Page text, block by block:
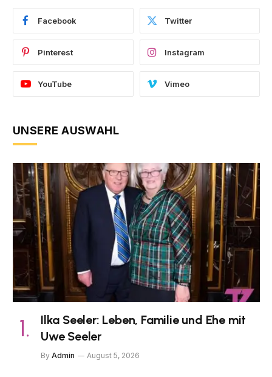
Facebook Twitter
Pinterest Instagram
YouTube Vimeo
UNSERE AUSWAHL
Ilka Seeler: Leben, Familie und Ehe mit
Uwe Seeler
By Admin August 5, 2026